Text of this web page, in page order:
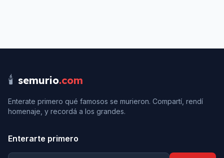
🕯️ semurio.com
Enterate primero qué famosos se murieron. Compartí, rendí
homenaje, y recordá a los grandes.
Enterarte primero